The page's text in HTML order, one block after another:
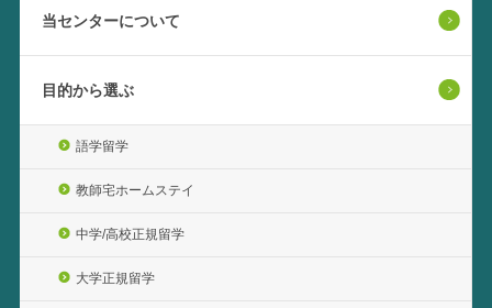
当センターについて
目的から選ぶ
語学留学
教師宅ホームステイ
中学/高校正規留学
大学正規留学